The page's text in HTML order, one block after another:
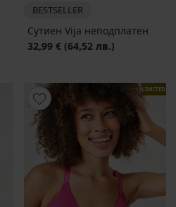
BESTSELLER
Сутиен Vija неподплатен
32,99 € (64,52 лв.)
LIMITED